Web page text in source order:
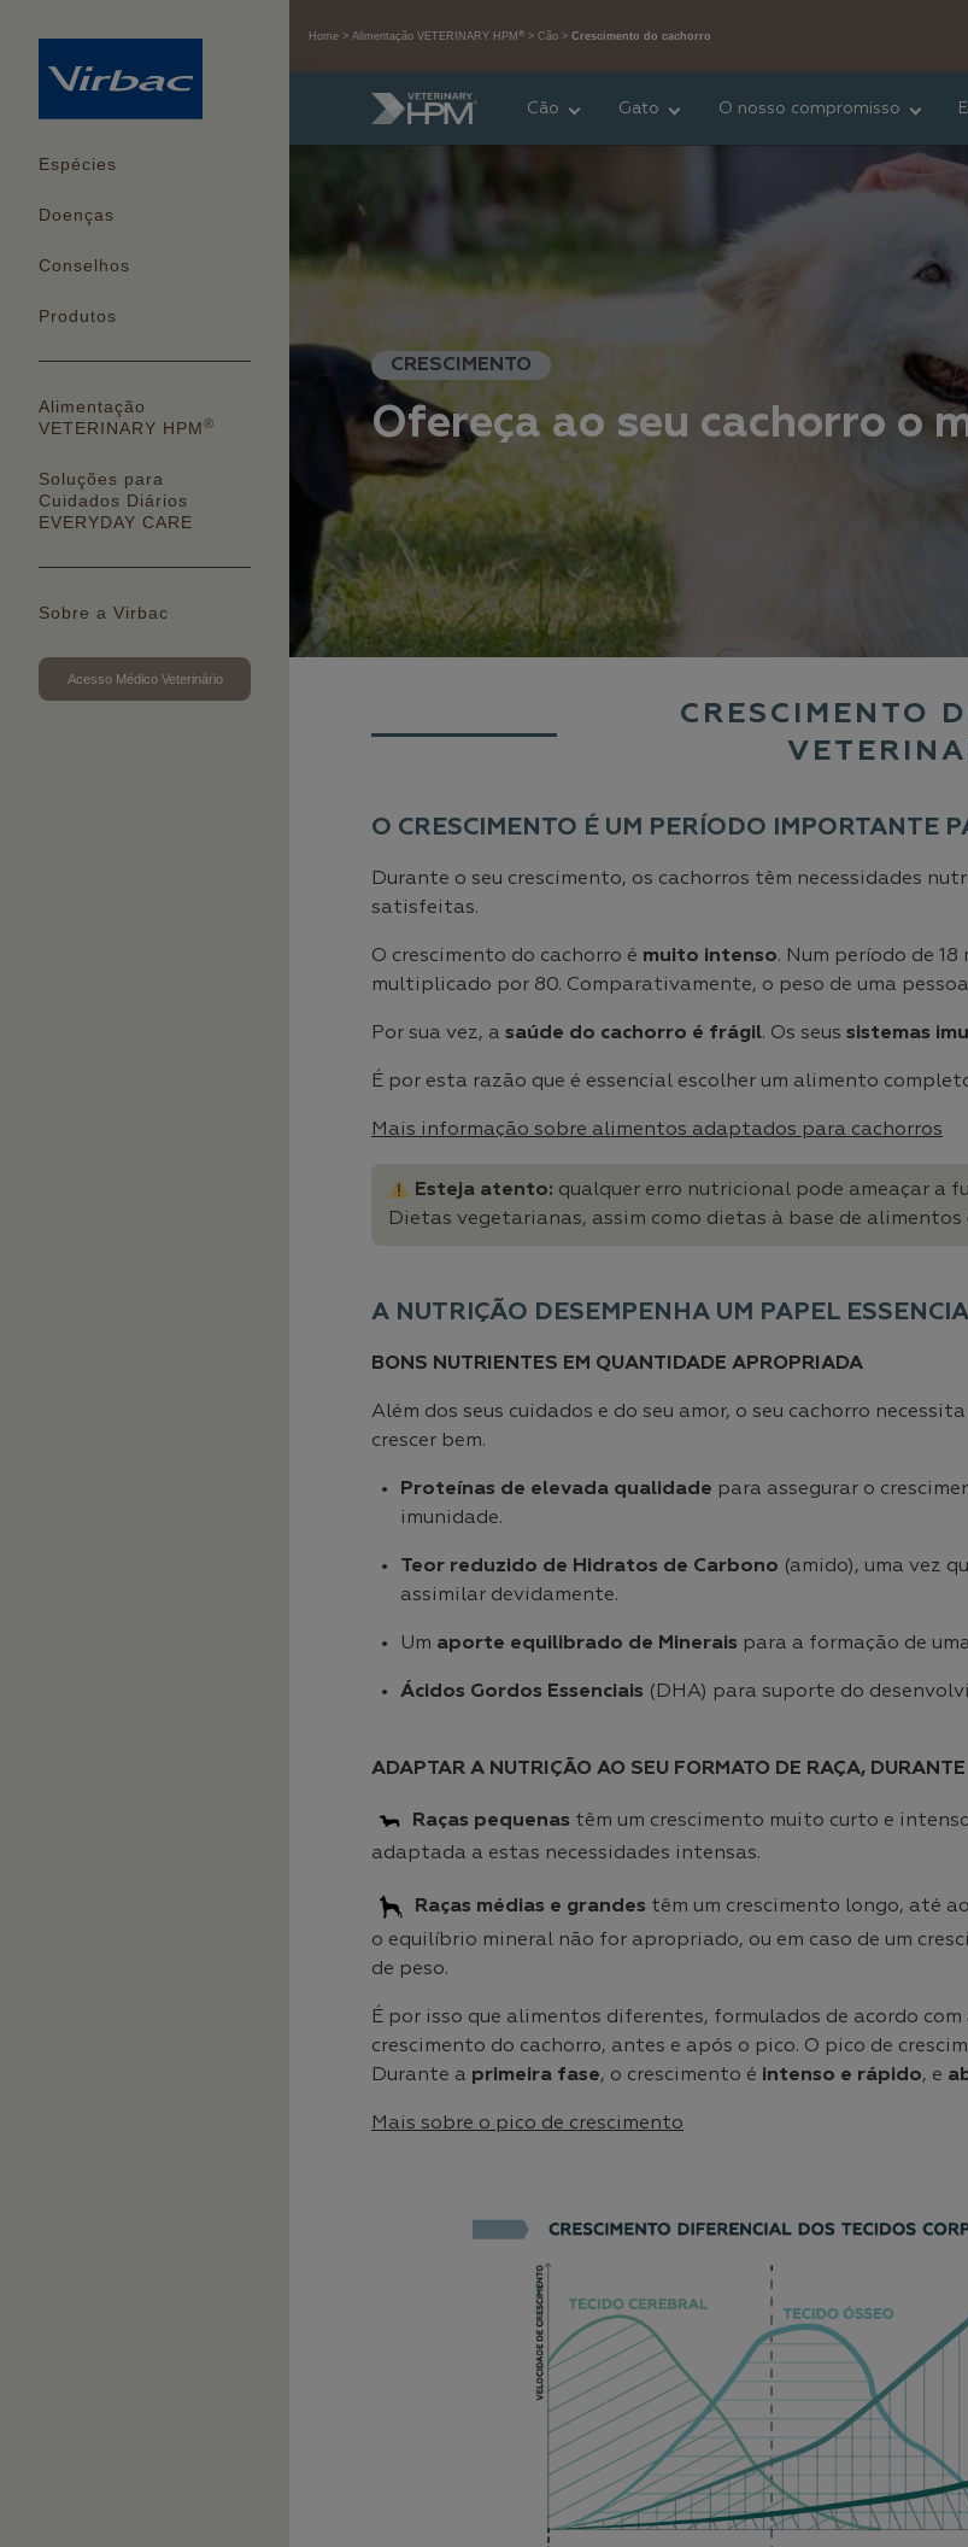
Espécies
Doenças
Conselhos
Produtos
Alimentação
VETERINARY HPM®
Soluções para
Cuidados Diários
EVERYDAY CARE
Sobre a Virbac
Acesso Médico Veterinário
Home Alimentação VETERINARY HPM ® Cão Crescimento do cachorro
Cão Gato O nosso compromisso
CRESCIMENTO
Ofereça ao seu cachorro o
CRESCIMENTO
O CRESCIMENTO É UM PERÍODO IMPORTANTE
Durante o seu crescimento, os cachorros têm necessidades
satisfeitas.
O crescimento do cachorro é muito intenso. Num período de
multiplicado por 80. Comparativamente, o peso de uma
Por sua vez, a saúde do cachorro é frágil. Os seus sistemas
É por esta razão que é essencial escolher um alimento
Mais informação sobre alimentos adaptados para cachorros
Esteja atento: qualquer erro nutricional pode ameaçar a
Dietas vegetarianas, assim como dietas à base de alimentos
A NUTRIÇÃO DESEMPENHA UM PAPEL
BONS NUTRIENTES EM QUANTIDADE APROPRIADA
Além dos seus cuidados e do seu amor, o seu cachorro
crescer bem.
Proteínas de elevada qualidade para assegurar o
imunidade.
Teor reduzido de Hidratos de Carbono (amido), uma vez
assimilar devidamente.
Um aporte equilibrado de Minerais para a formação de
Ácidos Gordos Essenciais (DHA) para suporte do
ADAPTAR A NUTRIÇÃO AO SEU FORMATO DE RAÇA,
Raças pequenas têm um crescimento muito curto e
adaptada a estas necessidades intensas.
Raças médias e grandes têm um crescimento longo, até
o equilíbrio mineral não for apropriado, ou em caso de um
de peso.
É por isso que alimentos diferentes, formulados de acordo
crescimento do cachorro, antes e após o pico. O pico de
Durante a primeira fase, o crescimento é intenso e rápido, e
Mais sobre o pico de crescimento